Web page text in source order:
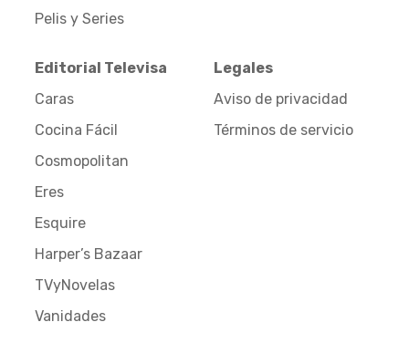
Pelis y Series
Editorial Televisa
Caras
Cocina Fácil
Cosmopolitan
Eres
Esquire
Harper’s Bazaar
TVyNovelas
Vanidades
Legales
Aviso de privacidad
Términos de servicio